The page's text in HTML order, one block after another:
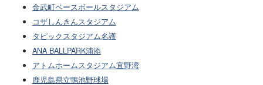
金武町ベースボールスタジアム
コザしんきんスタジアム
タピックスタジアム名護
ANA BALLPARK浦添
アトムホームスタジアム宜野湾
鹿児島県立鴨池野球場